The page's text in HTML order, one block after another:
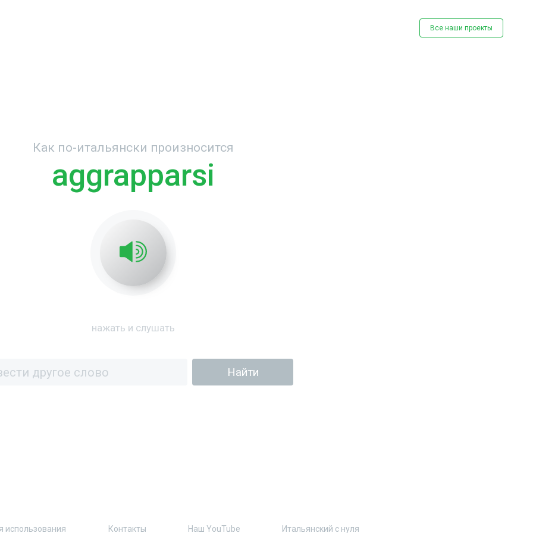
Все наши проекты
Как по-итальянски произносится
aggrapparsi
нажать и слушать
использования Контакты Наш YouTube Итальянский с нуля